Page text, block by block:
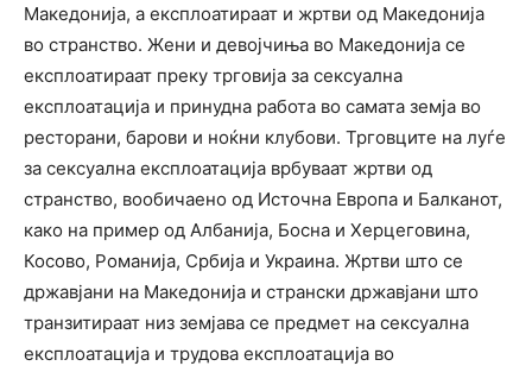
Македонија, а експлоатираат и жртви од Македонија
во странство. Жени и девојчиња во Македонија се
експлоатираат преку трговија за сексуална
експлоатација и принудна работа во самата земја во
ресторани, барови и ноќни клубови. Трговците на луѓе
за сексуална експлоатација врбуваат жртви од
странство, вообичаено од Источна Европа и Балканот,
како на пример од Албанија, Босна и Херцеговина,
Косово, Романија, Србија и Украина. Жртви што се
државјани на Македонија и странски државјани што
транзитираат низ земјава се предмет на сексуална
експлоатација и трудова експлоатација во